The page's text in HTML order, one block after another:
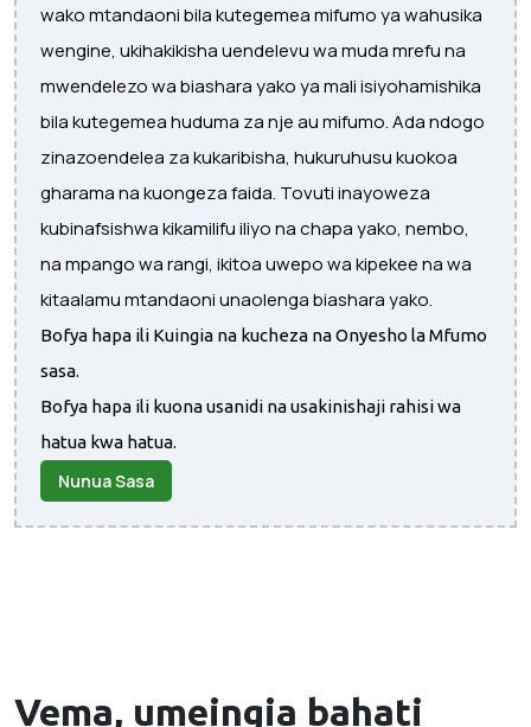
wako mtandaoni bila kutegemea mifumo ya wahusika
wengine, ukihakikisha uendelevu wa muda mrefu na
mwendelezo wa biashara yako ya mali isiyohamishika
bila kutegemea huduma za nje au mifumo. Ada ndogo
zinazoendelea za kukaribisha, hukuruhusu kuokoa
gharama na kuongeza faida. Tovuti inayoweza
kubinafsishwa kikamilifu iliyo na chapa yako, nembo,
na mpango wa rangi, ikitoa uwepo wa kipekee na wa
kitaalamu mtandaoni unaolenga biashara yako.
Bofya hapa ili Kuingia na kucheza na Onyesho la Mfumo
sasa.
Bofya hapa ili kuona usanidi na usakinishaji rahisi wa
hatua kwa hatua.
Nunua Sasa
Vema, umeingia bahati